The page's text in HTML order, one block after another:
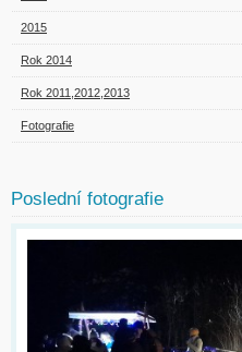
2015
Rok 2014
Rok 2011,2012,2013
Fotografie
Poslední fotografie